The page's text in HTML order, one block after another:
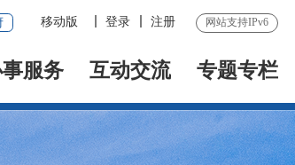
移动版 登录 注册 网站支持IPv6
服务 互动交流 专题专栏